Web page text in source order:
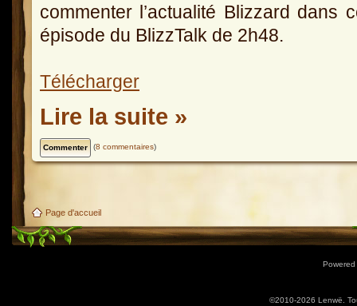
commenter l’actualité Blizzard dans
épisode du BlizzTalk de 2h48.
Télécharger
Lire la suite »
(8 commentaires)
Page d'accueil
©2010-2026 Lenwë.